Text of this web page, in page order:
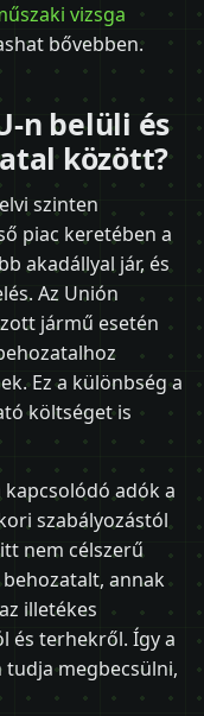
vizsga
bővebben.
n belüli és
között?
szinten
piac keretében a
akadállyal jár, és
Az Unión
jármű esetén
Ez a különbség a
költséget is
adók a
szabályozástól
nem célszerű
annak
illetékes
és terhekről. Így a
megbecsülni,